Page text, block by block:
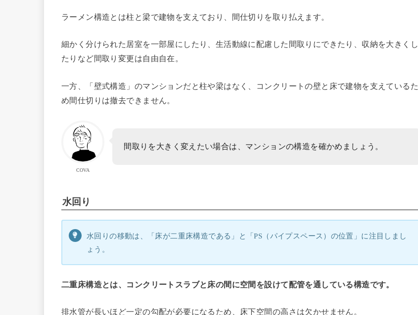
ラーメン構造とは柱と梁で建物を支えており、間仕切りを取り払えます。
細かく分けられた居室を一部屋にしたり、生活動線に配慮した間取りにできたり、収納を大きくし
たりなど間取り変更は自由自在。
一方、「壁式構造」のマンションだと柱や梁はなく、コンクリートの壁と床で建物を支えているた
め間仕切りは撤去できません。
COVA
間取りを大きく変えたい場合は、マンションの構造を確かめましょう。
水回り
水回りの移動は、「床が二重床構造である」と「PS（パイプスペース）の位置」に注目しまし
ょう。
二重床構造とは、コンクリートスラブと床の間に空間を設けて配管を通している構造です。
排水管が長いほど一定の勾配が必要になるため、床下空間の高さは欠かせません。